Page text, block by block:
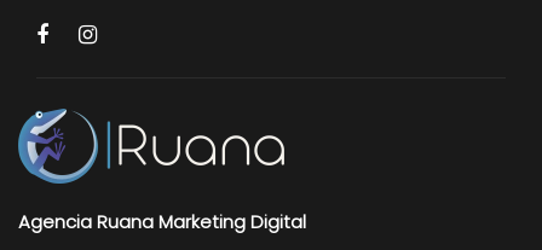
Agencia Ruana Marketing Digital